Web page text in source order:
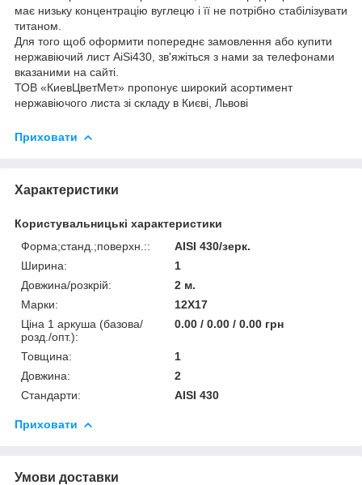
має низьку концентрацію вуглецю і її не потрібно стабілізувати
титаном.
Для того щоб оформити попереднє замовлення або купити
нержавіючий лист AiSi430, зв'яжіться з нами за телефонами
вказаними на сайті.
ТОВ «КиевЦветМет» пропонує широкий асортимент
нержавіючого листа зі складу в Києві, Львові
Приховати
Характеристики
Користувальницькі характеристики
Форма;станд.;поверхн.::
AISI 430/зерк.
Ширина:
1
Довжина/розкрій:
2 м.
Марки:
12Х17
Ціна 1 аркуша (базова/
розд./опт.):
0.00 / 0.00 / 0.00 грн
Товщина:
1
Довжина:
2
Стандарти:
AISI 430
Приховати
Умови доставки